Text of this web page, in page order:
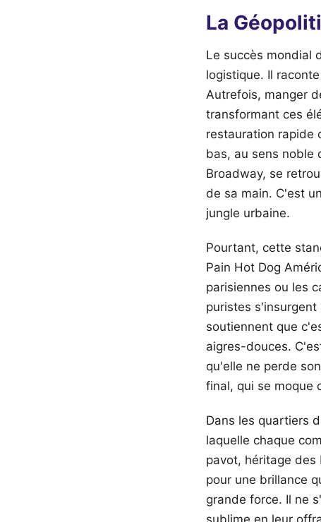
La
Le succès mondial
logistique. Il
Autrefois, manger
transformant ces
restauration rapide
bas, au sens noble
Broadway, se
de sa main. C'est
jungle urbaine.
Pourtant, cette
Pain Hot Dog
parisiennes ou les
puristes
soutiennent que
aigres-douces.
qu'elle ne perde
final, qui se moque
Dans les quartiers
laquelle chaque
pavot, héritage
pour une brillance
grande force. Il ne